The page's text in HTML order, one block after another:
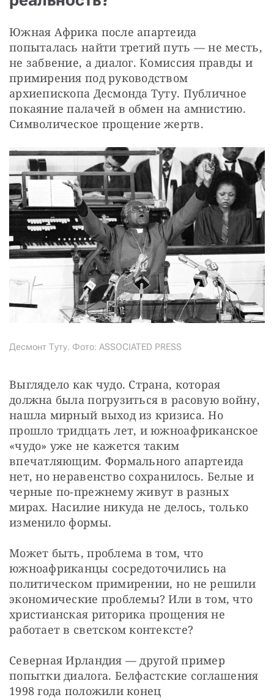
Южная Африка после апартеида
попыталась найти третий путь — не месть,
не забвение, а диалог. Комиссия правды и
примирения под руководством
архиепископа Десмонда Туту. Публичное
покаяние палачей в обмен на амнистию.
Символическое прощение жертв.
Десмонт Туту. Фото: ASSOCIATED PRESS
Выглядело как чудо. Страна, которая
должна была погрузиться в расовую войну,
нашла мирный выход из кризиса. Но
прошло тридцать лет, и южноафриканское
«чудо» уже не кажется таким
впечатляющим. Формального апартеида
нет, но неравенство сохранилось. Белые и
черные по-прежнему живут в разных
мирах. Насилие никуда не делось, только
изменило формы.
Может быть, проблема в том, что
южноафриканцы сосредоточились на
политическом примирении, но не решили
экономические проблемы? Или в том, что
христианская риторика прощения не
работает в светском контексте?
Северная Ирландия — другой пример
попытки диалога. Белфастские соглашения
1998 года положили конец